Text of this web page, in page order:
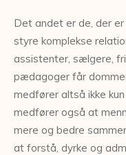
Det andet er de, der
styre komplekse
assistenter, sælgere,
pædagoger får
medfører altså ikke
medfører også at
mere og bedre
at forstå, dyrke og